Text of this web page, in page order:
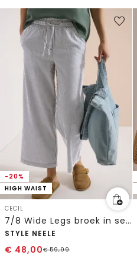
-20%
HIGH WAIST
CECIL
7/8 Wide Legs broek in seersucker kwaliteit
STYLE NEELE
€ 48,00€59,99